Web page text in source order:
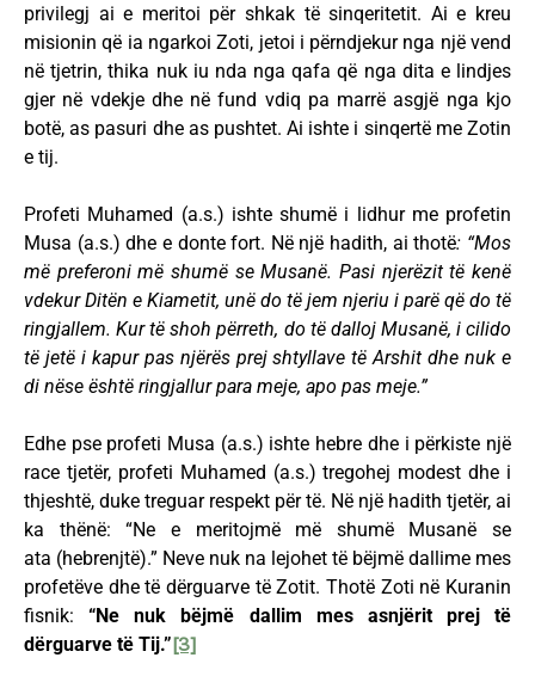
privilegj ai e meritoi për shkak të sinqeritetit. Ai e kreu
misionin që ia ngarkoi Zoti, jetoi i përndjekur nga një vend
në tjetrin, thika nuk iu nda nga qafa që nga dita e lindjes
gjer në vdekje dhe në fund vdiq pa marrë asgjë nga kjo
botë, as pasuri dhe as pushtet. Ai ishte i sinqertë me Zotin
e tij.
Profeti Muhamed (a.s.) ishte shumë i lidhur me profetin
Musa (a.s.) dhe e donte fort. Në një hadith, ai thotë: “Mos
më preferoni më shumë se Musanë. Pasi njerëzit të kenë
vdekur Ditën e Kiametit, unë do të jem njeriu i parë që do të
ringjallem. Kur të shoh përreth, do të dalloj Musanë, i cilido
të jetë i kapur pas njërës prej shtyllave të Arshit dhe nuk e
di nëse është ringjallur para meje, apo pas meje.”
Edhe pse profeti Musa (a.s.) ishte hebre dhe i përkiste një
race tjetër, profeti Muhamed (a.s.) tregohej modest dhe i
thjeshtë, duke treguar respekt për të. Në një hadith tjetër, ai
ka thënë: “Ne e meritojmë më shumë Musanë se
ata (hebrenjtë).” Neve nuk na lejohet të bëjmë dallime mes
profetëve dhe të dërguarve të Zotit. Thotë Zoti në Kuranin
fisnik:“Ne nuk bëjmë dallim mes asnjërit prej të
dërguarve të Tij.”[3]